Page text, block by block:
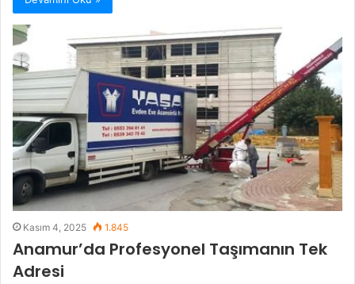
Kasım 4, 2025 1.845
Anamur’da Profesyonel Taşımanın Tek
Adresi